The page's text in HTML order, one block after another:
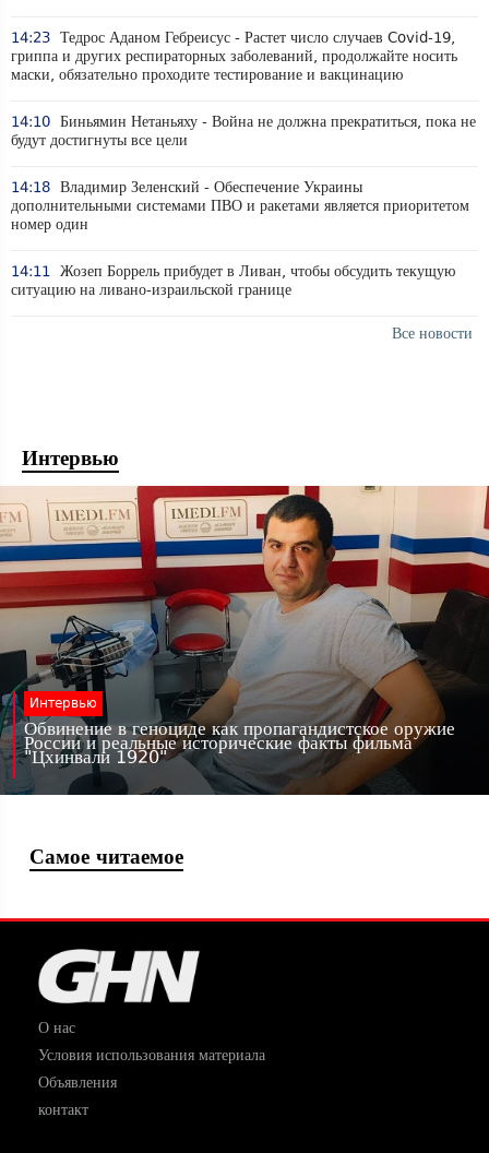
14:23 Тедрос Аданом Гебреисус - Растет число случаев Covid-19,
гриппа и других респираторных заболеваний, продолжайте носить
маски, обязательно проходите тестирование и вакцинацию
14:10 Биньямин Нетаньяху - Война не должна прекратиться, пока не
будут достигнуты все цели
14:18 Владимир Зеленский - Обеспечение Украины
дополнительными системами ПВО и ракетами является приоритетом
номер один
14:11
Жозеп Боррель прибудет в Ливан, чтобы обсудить текущую
ситуацию на ливано-израильской границе
Все новости
Интервью
Интервью
Обвинение в геноциде как пропагандистское оружие
России и реальные исторические факты фильма
"Цхинвали 1920"
Самое читаемое
О нас
Условия использования материала
Объявления
контакт